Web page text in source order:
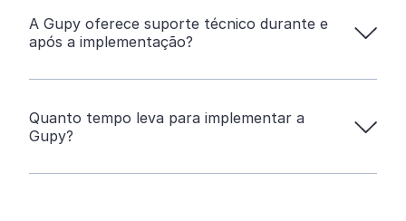
A Gupy oferece suporte técnico durante e
após a implementação?
Quanto tempo leva para implementar a
Gupy?